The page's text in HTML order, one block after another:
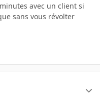
avec un client si
sans vous révolter